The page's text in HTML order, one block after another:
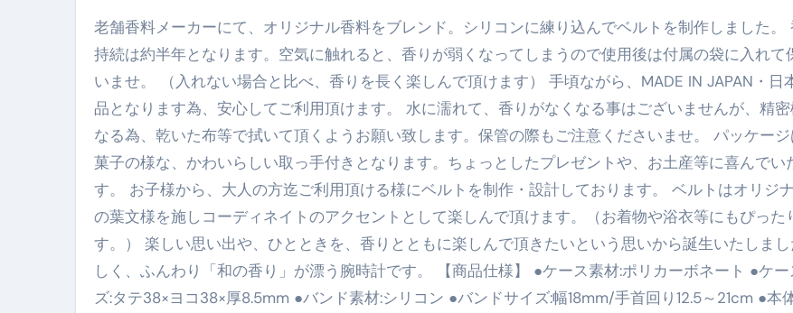
弁護士解説【詐欺被害】警察に行っても返金されません
5キロ痩せる簡単な方法
ムームードメイン 2月のおすすめドメイン特集- ビジネスの信用を築く――そのすべての起
FRONTIER スーパーセール2026 完全攻略ガイド 今こそ買い時！ゲーミングPC・高性能
なくす不安と消える恐怖をゼロにする時代へ Pebblebee × iMazing で完成する「究極のス
使った分だけ支払う、いちばん賢いスマホ代。 BB.exciteモバイル「Fitプラン」完全ガイド
英語が「聞こえる・分かる・話せる」に変わる30日間 ― 科学的メソッドで英語脳を作る完
【海外ツアー完全ガイド】アジア最安1万円台＆ハワイ朝食付き割引まで網羅 ― “失敗せずに
老舗香料メーカーにて、オリジナル香料をブレンド。シリコンに練り込んでベルトを制作しました。
持続は約半年となります。空気に触れると、香りが弱くなってしまうので使用後は付属の袋に入れて
いませ。 （入れない場合と比べ、香りを長く楽しんで頂けます） 手頃ながら、MADE IN JAPAN・日
品となります為、安心してご利用頂けます。 水に濡れて、香りがなくなる事はございませんが、精
なる為、乾いた布等で拭いて頂くようお願い致します。保管の際もご注意くださいませ。 パッケー
菓子の様な、かわいらしい取っ手付きとなります。ちょっとしたプレゼントや、お土産等に喜んでい
す。 お子様から、大人の方迄ご利用頂ける様にベルトを制作・設計しております。 ベルトはオリジ
の葉文様を施しコーディネイトのアクセントとして楽しんで頂けます。（お着物や浴衣等にもぴった
す。） 楽しい思い出や、ひとときを、香りとともに楽しんで頂きたいという思いから誕生いたしま
しく、ふんわり「和の香り」が漂う腕時計です。 【商品仕様】 ●ケース素材:ポリカーボネート ●ケー
ズ:タテ38×ヨコ38×厚8.5mm ●バンド素材:シリコン ●バンドサイズ:幅18mm/手首回り12.5～21cm ●本